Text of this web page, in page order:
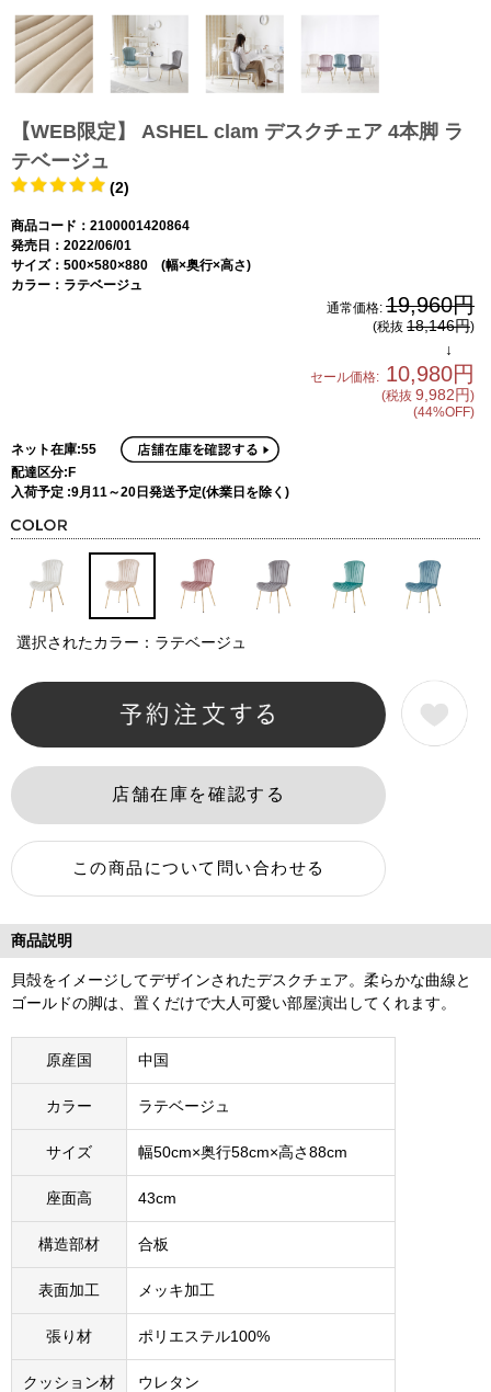
【WEB限定】 ASHEL clam デスクチェア 4本脚 ラ
テベージュ
(2)
商品コード：2100001420864
発売日：2022/06/01
サイズ：500×580×880 (幅×奥行×高さ)
カラー：ラテベージュ
通常価格: 19,960円
(税抜 18,146円)
↓
セール価格: 10,980円
(税抜 9,982円)
(44%OFF)
ネット在庫:55
配達区分:F
入荷予定 :9月11～20日発送予定(休業日を除く)
選択されたカラー：ラテベージュ
商品説明
貝殻をイメージしてデザインされたデスクチェア。柔らかな曲線と
ゴールドの脚は、置くだけで大人可愛い部屋演出してくれます。
原産国 中国
カラー ラテベージュ
サイズ 幅50cm×奥行58cm×高さ88cm
座面高 43cm
構造部材 合板
表面加工 メッキ加工
張り材 ポリエステル100%
クッション材 ウレタン